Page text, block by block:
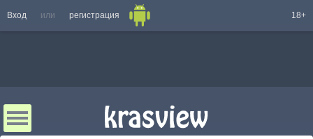
Вход или регистрация 18+